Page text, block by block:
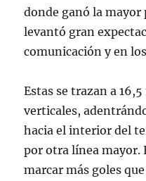
donde ganó la
levantó gran
comunicación y en
Estas se trazan a
verticales,
hacia el interior del
por otra línea mayor.
marcar más goles